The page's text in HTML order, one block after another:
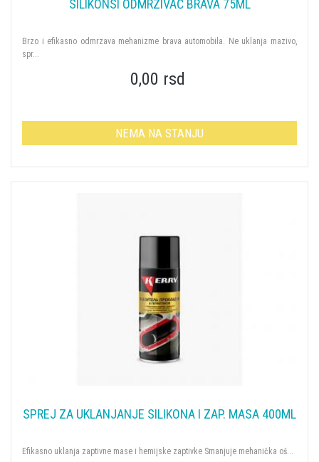
SILIKONSI ODMRZIVAČ BRAVA 75ML
Brzo i efikasno odmrzava mehanizme brava automobila. Ne uklanja mazivo,
spr...
0,00 rsd
NEMA NA STANJU
SPREJ ZA UKLANJANJE SILIKONA I ZAP. MASA 400ML
Efikasno uklanja zaptivne mase i hemijske zaptivke Smanjuje mehanička oš...